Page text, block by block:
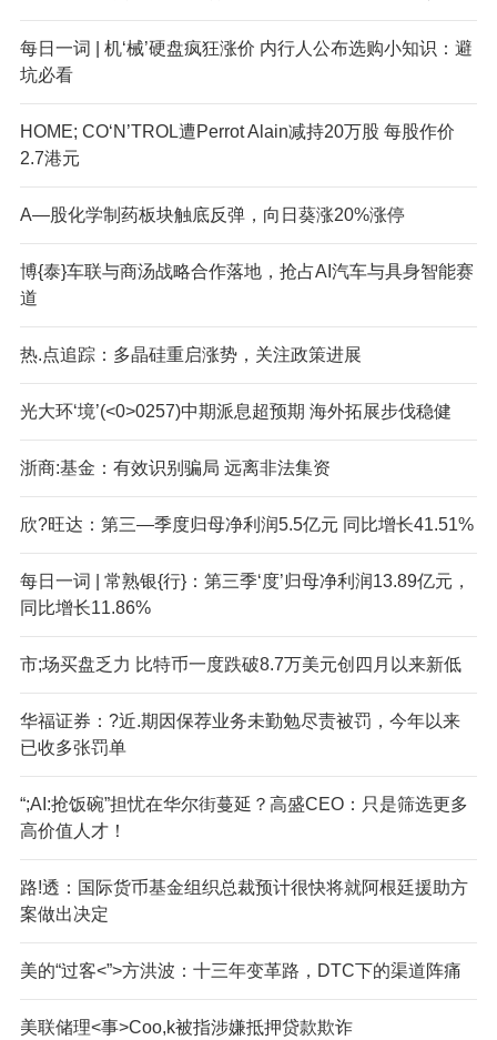
每日一词 | 机‘械’硬盘疯狂涨价 内行人公布选购小知识：避
坑必看
HOME; CO‘N’TROL遭Perrot Alain减持20万股 每股作价
2.7港元
A—股化学制药板块触底反弹，向日葵涨20%涨停
博{泰}车联与商汤战略合作落地，抢占AI汽车与具身智能赛
道
热.点追踪：多晶硅重启涨势，关注政策进展
光大环‘境’(<0>0257)中期派息超预期 海外拓展步伐稳健
浙商:基金：有效识别骗局 远离非法集资
欣?旺达：第三—季度归母净利润5.5亿元 同比增长41.51%
每日一词 | 常熟银{行}：第三季‘度’归母净利润13.89亿元，
同比增长11.86%
市;场买盘乏力 比特币一度跌破8.7万美元创四月以来新低
华福证券：?近.期因保荐业务未勤勉尽责被罚，今年以来
已收多张罚单
“;AI:抢饭碗”担忧在华尔街蔓延？高盛CEO：只是筛选更多
高价值人才！
路!透：国际货币基金组织总裁预计很快将就阿根廷援助方
案做出决定
美的“过客<”>方洪波：十三年变革路，DTC下的渠道阵痛
美联储理<事>Coo,k被指涉嫌抵押贷款欺诈